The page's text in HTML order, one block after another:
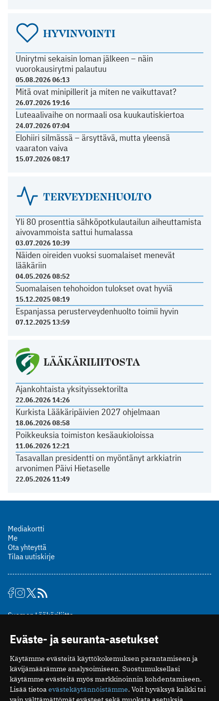
HYVINVOINTI
Unirytmi sekaisin loman jälkeen – näin
vuorokausirytmi palautuu
05.08.2026 06:13
Mitä ovat minipillerit ja miten ne vaikuttavat?
26.07.2026 19:16
Luteaalivaihe on normaali osa kuukautiskiertoa
24.07.2026 07:04
Elohiiri silmässä – ärsyttävä, mutta yleensä
vaaraton vaiva
15.07.2026 08:17
TERVEYDENHUOLTO
Yli 80 prosenttia sähköpotkulautailun aiheuttamista
aivovammoista sattui humalassa
03.07.2026 10:39
Näiden oireiden vuoksi suomalaiset menevät
lääkäriin
04.05.2026 08:52
Suomalaisen tehohoidon tulokset ovat hyviä
15.12.2025 08:19
Espanjassa perusterveydenhuolto toimii hyvin
07.12.2025 13:59
LÄÄKÄRILIITOSTA
Ajankohtaista yksityissektorilta
22.06.2026 14:26
Kurkista Lääkäripäivien 2027 ohjelmaan
18.06.2026 08:58
Poikkeuksia toimiston kesäaukioloissa
11.06.2026 12:21
Tasavallan presidentti on myöntänyt arkkiatrin
arvonimen Päivi Hietaselle
22.05.2026 11:49
Mediakortti
Me
Ota yhteyttä
Tilaa uutiskirje
Suomen Lääkäriliitto
00510 Helsinki
puh. (09) 393 091
toimitus@potilaanlaakarilehti.fi
ISSN 2323-9476
Eväste- ja seuranta-asetukset
Käytämme evästeitä käyttökokemuksen parantamiseen ja
kävijämäärämme analysoimiseen. Suostumuksellasi
käytämme evästeitä myös markkinoinnin kohdentamiseen.
Lisää tietoa evästekäytännöistämme. Voit hyväksyä kaikki tai